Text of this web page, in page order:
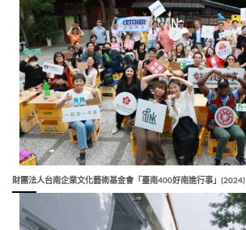
財團法人台南企業文化藝術基金會「臺南400好南進行事」(2024)